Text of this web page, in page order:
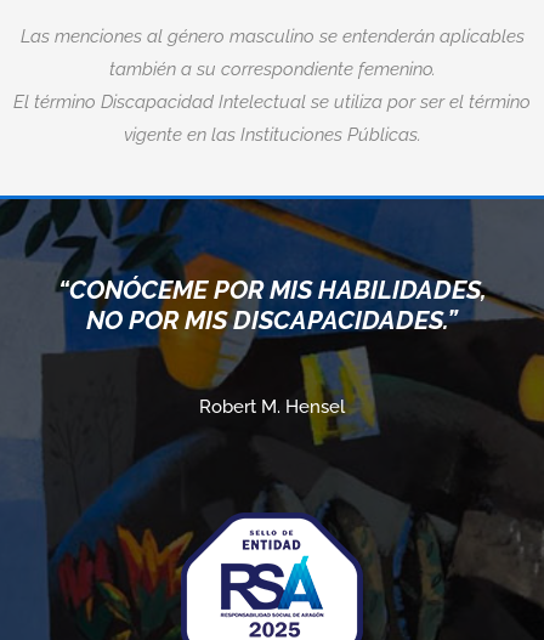
Las menciones al género masculino se entenderán aplicables
también a su correspondiente femenino.
El término Discapacidad Intelectual se utiliza por ser el término
vigente en las Instituciones Públicas.
“CONÓCEME POR MIS HABILIDADES,
NO POR MIS DISCAPACIDADES.”
Robert M. Hensel